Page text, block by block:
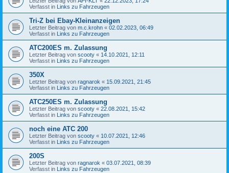
Verfasst in Links zu Fahrzeugen
Tri-Z bei Ebay-Kleinanzeigen
Letzter Beitrag von m.c.krohn « 02.02.2023, 06:49
Verfasst in Links zu Fahrzeugen
ATC200ES m. Zulassung
Letzter Beitrag von scooty « 14.10.2021, 12:11
Verfasst in Links zu Fahrzeugen
350X
Letzter Beitrag von ragnarok « 15.09.2021, 21:45
Verfasst in Links zu Fahrzeugen
ATC250ES m. Zulassung
Letzter Beitrag von scooty « 22.08.2021, 15:42
Verfasst in Links zu Fahrzeugen
noch eine ATC 200
Letzter Beitrag von scooty « 10.07.2021, 12:46
Verfasst in Links zu Fahrzeugen
200S
Letzter Beitrag von ragnarok « 03.07.2021, 08:39
Verfasst in Links zu Fahrzeugen